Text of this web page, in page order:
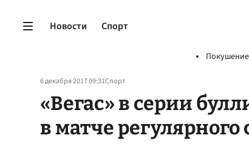
Новости Спорт
6 декабря 2017 09:31Спорт
«Вегас» в серии
в матче